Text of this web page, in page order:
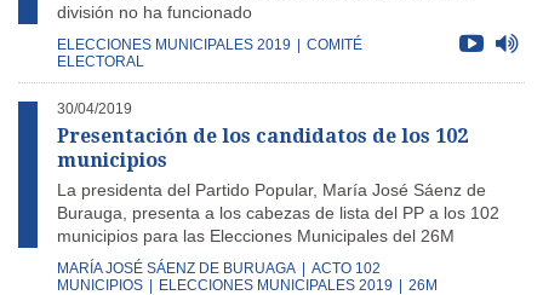
división no ha funcionado
ELECCIONES MUNICIPALES 2019
COMITÉ
ELECTORAL
30/04/2019
Presentación de los candidatos de los 102
municipios
La presidenta del Partido Popular, María José Sáenz de
Burauga, presenta a los cabezas de lista del PP a los 102
municipios para las Elecciones Municipales del 26M
MARÍA JOSÉ SÁENZ DE BURUAGA
ACTO 102
MUNICIPIOS
ELECCIONES MUNICIPALES 2019 26M